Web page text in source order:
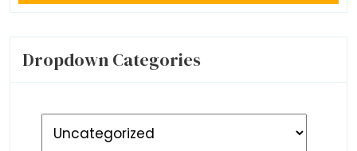
Dropdown Categories